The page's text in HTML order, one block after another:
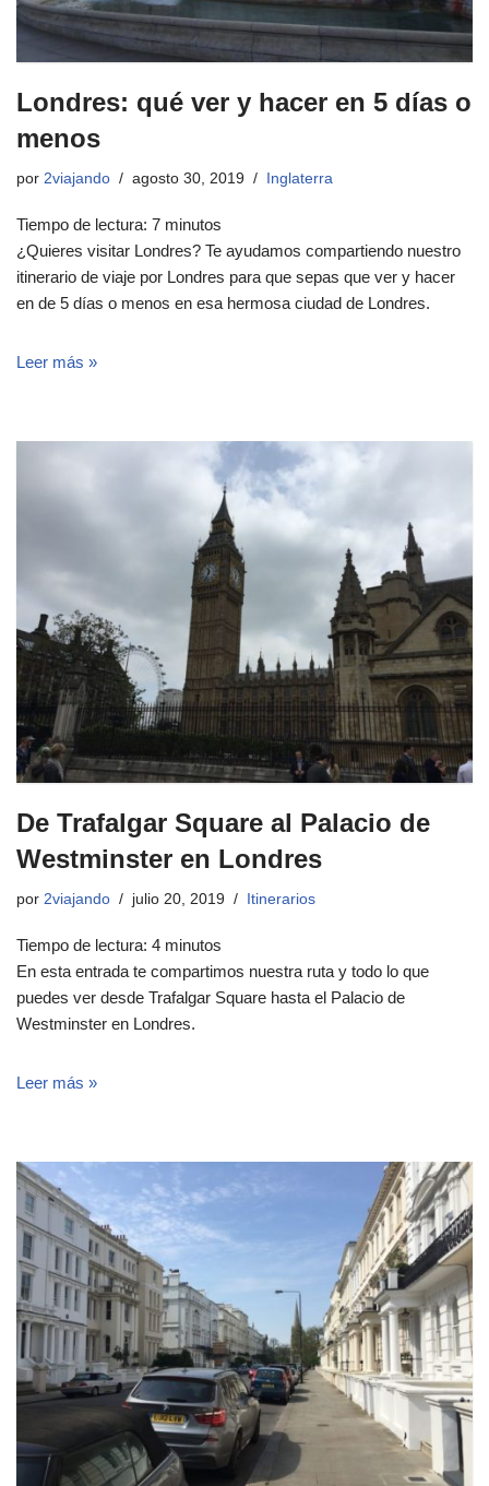
Londres: qué ver y hacer en 5 días o
menos
por 2viajando agosto 30, 2019 Inglaterra
Tiempo de lectura: 7 minutos
¿Quieres visitar Londres? Te ayudamos compartiendo nuestro
itinerario de viaje por Londres para que sepas que ver y hacer
en de 5 días o menos en esa hermosa ciudad de Londres.
Leer más »
De Trafalgar Square al Palacio de
Westminster en Londres
por 2viajando julio 20, 2019 Itinerarios
Tiempo de lectura: 4 minutos
En esta entrada te compartimos nuestra ruta y todo lo que
puedes ver desde Trafalgar Square hasta el Palacio de
Westminster en Londres.
Leer más »